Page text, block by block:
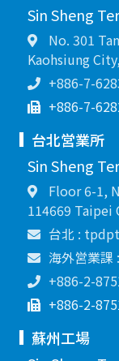
Sin Sheng
No. 301
Kaohsiung
+886-7-
+886-7-
台北営業所
Sin Sheng
Floor 6-1,
114669 Taipei
台北 :
海外営業
+886-2-
+886-2-
蘇州工場